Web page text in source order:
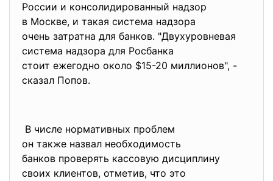
России и консолидированный надзор
в Москве, и такая система надзора
очень затратна для банков. "Двухуровневая
система надзора для Росбанка
стоит ежегодно около $15-20 миллионов", -
сказал Попов.
В числе нормативных проблем
он также назвал необходимость
банков проверять кассовую дисциплину
своих клиентов, отметив, что это